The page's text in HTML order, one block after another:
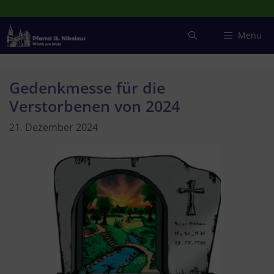
Inhalt
springen
Menu
Gedenkmesse für die
Verstorbenen von 2024
21. Dezember 2024